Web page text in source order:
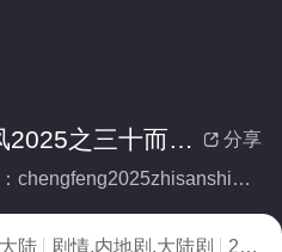
 分享
乘风2025之三十而励(全集)
别名：chengfeng2025zhisanshierli
陆 剧情,内地剧,大陆剧
2025